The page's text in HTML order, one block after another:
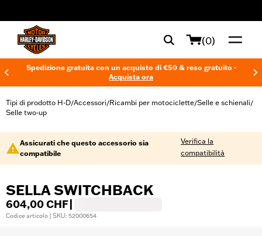
(0)
Spedizione gratuita con un acquisto di €50 & reso gratuito -
Acquista ora
Tipi di prodotto H-D/Accessori/Ricambi per motociclette/Selle e schienali/
Selle two-up
Assicurati che questo accessorio sia
compatibile
Verifica la
compatibilità
SELLA SWITCHBACK
604,00 CHF
Codice articolo | SKU: 52000654